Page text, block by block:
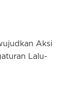
Aksi
Lalu-